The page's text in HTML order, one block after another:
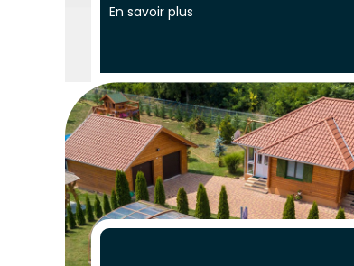
En savoir plus